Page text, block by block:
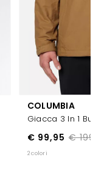
COLUMBIA
Giacca 3 In 1
€
€ 99,95
2 colori